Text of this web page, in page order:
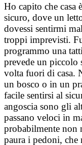
Ho capito che casa
sicuro, dove un
dovessi sentirmi
troppi imprevisti.
programmo una
prevede un piccolo
volta fuori di casa.
un bosco o in un
facile sentirsi al
angoscia sono gli
passano veloci in
probabilmente non
paura i pedoni, che